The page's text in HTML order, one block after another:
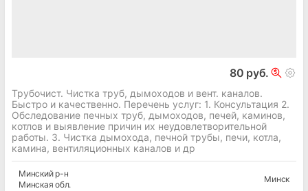
80 руб.
Трубочист. Чистка труб, дымоходов и вент. каналов.
Быстро и качественно. Перечень услуг: 1. Консультация 2.
Обследование печных труб, дымоходов, печей, каминов,
котлов и выявление причин их неудовлетворительной
работы. 3. Чистка дымохода, печной трубы, печи, котла,
камина, вентиляционных каналов и др
Минскийр-н
Минская обл.
Минск